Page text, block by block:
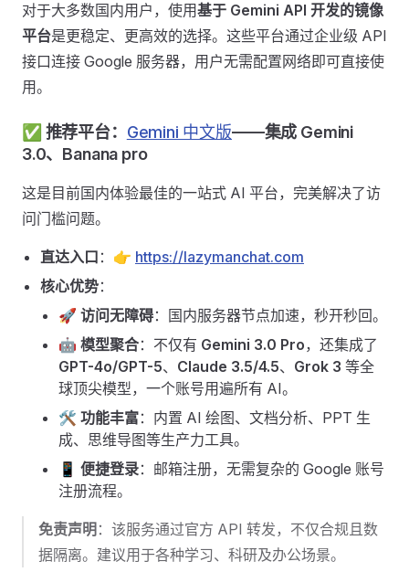
对于大多数国内用户，使用基于 Gemini API 开发的镜像
平台是更稳定、更高效的选择。这些平台通过企业级 API
接口连接 Google 服务器，用户无需配置网络即可直接使
用。
✅ 推荐平台： Gemini 中文版——集成 Gemini
3.0、Banana pro
这是目前国内体验最佳的一站式 AI 平台，完美解决了访
问门槛问题。
直达入口 ：👉 https://lazymanchat.com
核心优势：
🚀 访问无障碍：国内服务器节点加速，秒开秒回。
🤖 模型聚合：不仅有 Gemini 3.0 Pro，还集成了
GPT-4o/GPT-5、 Claude 3.5/4.5、 Grok 3 等全
球顶尖模型，一个账号用遍所有 AI。
🛠️ 功能丰富：内置 AI 绘图、文档分析、PPT 生
成、思维导图等生产力工具。
📱 便捷登录：邮箱注册，无需复杂的 Google 账号
注册流程。
免责声明 ：该服务通过官方 API 转发，不仅合规且数
据隔离。建议用于各种学习、科研及办公场景。